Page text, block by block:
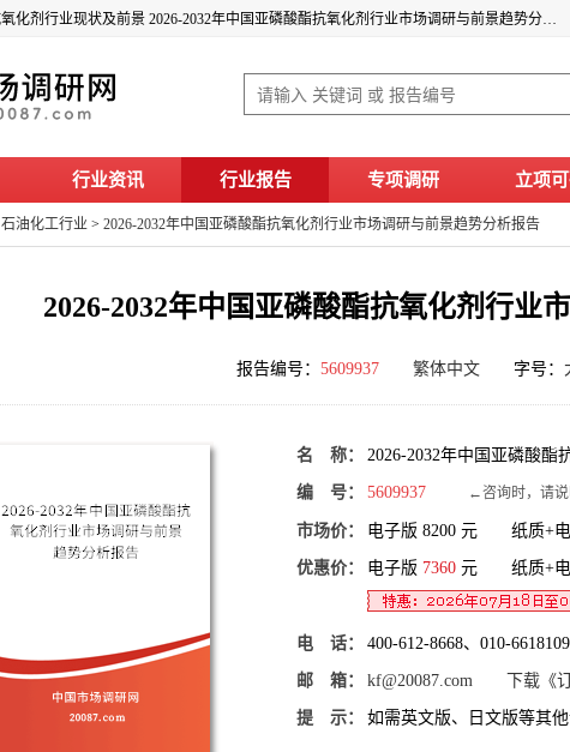
2026年亚磷酸酯抗氧化剂行业现状及前景 2026-2032年中国亚磷酸酯抗氧化剂行业市场调研与前景趋势分析报告
行业资讯 行业报告 专项调研 立项
石油化工行业 > 2026-2032年中国亚磷酸酯抗氧化剂行业市场调研与前景趋势分析报告
2026-2032年中国亚磷酸酯抗氧化剂行业
报告编号： 5609937 繁体中文字号：
名 称： 2026-2032年中国亚磷酸酯
编 号： 5609937 ←咨询时，请说
市场价： 电子版 8200 元 纸质+电
优惠价： 电子版 7360 元 纸质+电
电 话： 400-612-8668、010-
邮 箱： kf@20087.com 下载《
提 示： 如需英文版、日文版等其